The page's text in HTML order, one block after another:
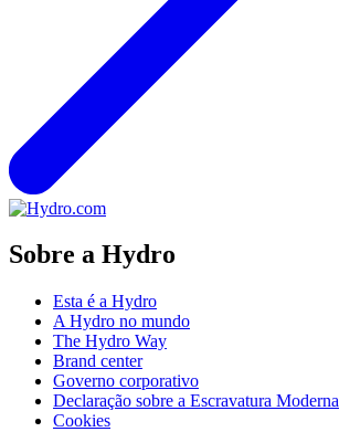
Sobre a Hydro
Esta é a Hydro
A Hydro no mundo
The Hydro Way
Brand center
Governo corporativo
Declaração sobre a Escravatura Moderna
Cookies